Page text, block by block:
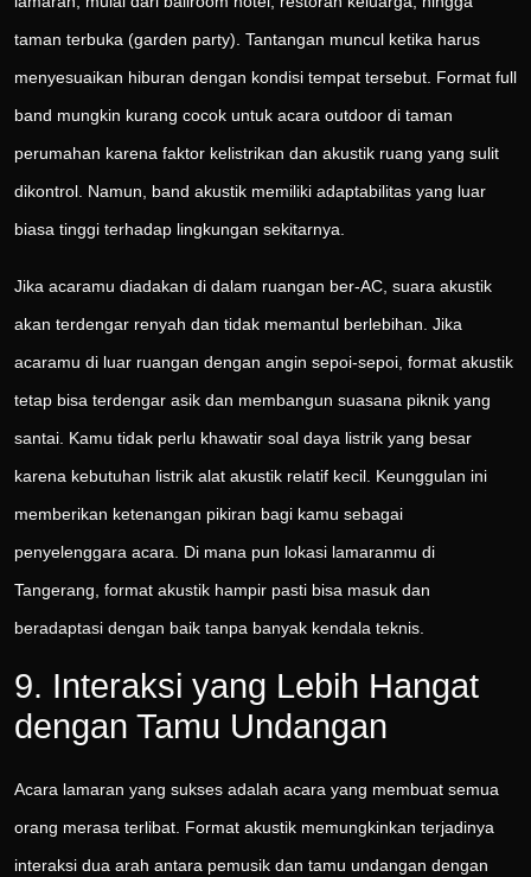
taman terbuka (garden party). Tantangan muncul ketika harus
menyesuaikan hiburan dengan kondisi tempat tersebut. Format full
band mungkin kurang cocok untuk acara outdoor di taman
perumahan karena faktor kelistrikan dan akustik ruang yang sulit
dikontrol. Namun, band akustik memiliki adaptabilitas yang luar
biasa tinggi terhadap lingkungan sekitarnya.
Jika acaramu diadakan di dalam ruangan ber-AC, suara akustik
akan terdengar renyah dan tidak memantul berlebihan. Jika
acaramu di luar ruangan dengan angin sepoi-sepoi, format akustik
tetap bisa terdengar asik dan membangun suasana piknik yang
santai. Kamu tidak perlu khawatir soal daya listrik yang besar
karena kebutuhan listrik alat akustik relatif kecil. Keunggulan ini
memberikan ketenangan pikiran bagi kamu sebagai
penyelenggara acara. Di mana pun lokasi lamaranmu di
Tangerang, format akustik hampir pasti bisa masuk dan
beradaptasi dengan baik tanpa banyak kendala teknis.
9. Interaksi yang Lebih Hangat
dengan Tamu Undangan
Acara lamaran yang sukses adalah acara yang membuat semua
orang merasa terlibat. Format akustik memungkinkan terjadinya
interaksi dua arah antara pemusik dan tamu undangan dengan